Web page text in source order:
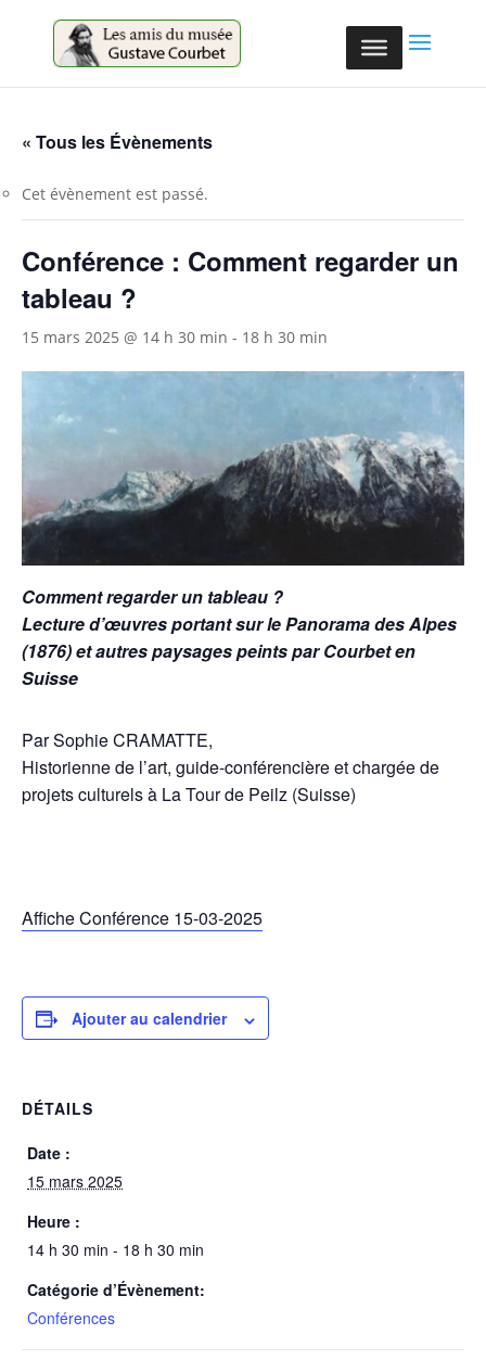
« Tous les Évènements
Cet évènement est passé.
Conférence : Comment regarder un
tableau ?
15 mars 2025 @ 14 h 30 min - 18 h 30 min
Comment regarder un tableau ?
Lecture d’œuvres portant sur le Panorama des Alpes
(1876) et autres paysages peints par Courbet en
Suisse
Par Sophie CRAMATTE,
Historienne de l’art, guide-conférencière et chargée de
projets culturels à La Tour de Peilz (Suisse)
Affiche Conférence 15-03-2025
Ajouter au calendrier
DÉTAILS
Date :
15 mars 2025
Heure :
14 h 30 min - 18 h 30 min
Catégorie d’Évènement:
Conférences